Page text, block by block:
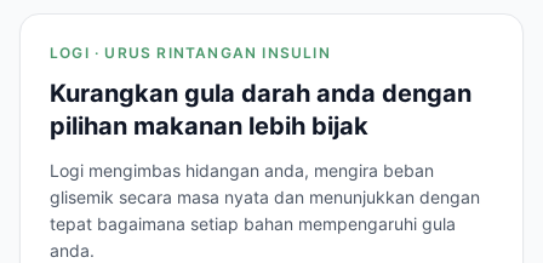
LOGI · URUS RINTANGAN INSULIN
Kurangkan gula darah anda dengan
pilihan makanan lebih bijak
Logi mengimbas hidangan anda, mengira beban
glisemik secara masa nyata dan menunjukkan dengan
tepat bagaimana setiap bahan mempengaruhi gula
anda.